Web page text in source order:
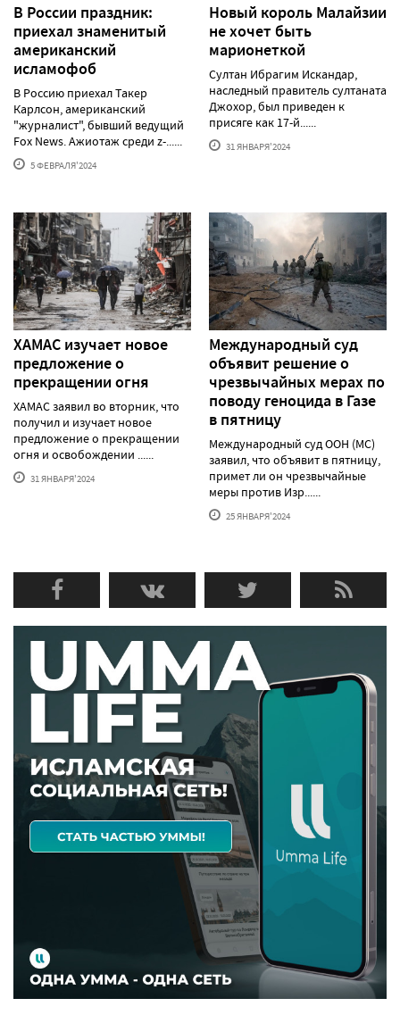
В России праздник:
приехал знаменитый
американский
исламофоб
В Россию приехал Такер
Карлсон, американский
"журналист", бывший ведущий
Fox News. Ажиотаж среди z-......
5 ФЕВРАЛЯ'2024
Новый король Малайзии
не хочет быть
марионеткой
Султан Ибрагим Искандар,
наследный правитель султаната
Джохор, был приведен к
присяге как 17-й......
31 ЯНВАРЯ'2024
ХАМАС изучает новое
предложение о
прекращении огня
ХАМАС заявил во вторник, что
получил и изучает новое
предложение о прекращении
огня и освобождении ......
31 ЯНВАРЯ'2024
Международный суд
объявит решение о
чрезвычайных мерах по
поводу геноцида в Газе
в пятницу
Международный суд ООН (МС)
заявил, что объявит в пятницу,
примет ли он чрезвычайные
меры против Изр......
25 ЯНВАРЯ'2024